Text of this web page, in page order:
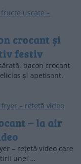
crocant și
festiv
bacon crocant
și apetisant.
– la air
– rețetă video care
unei …